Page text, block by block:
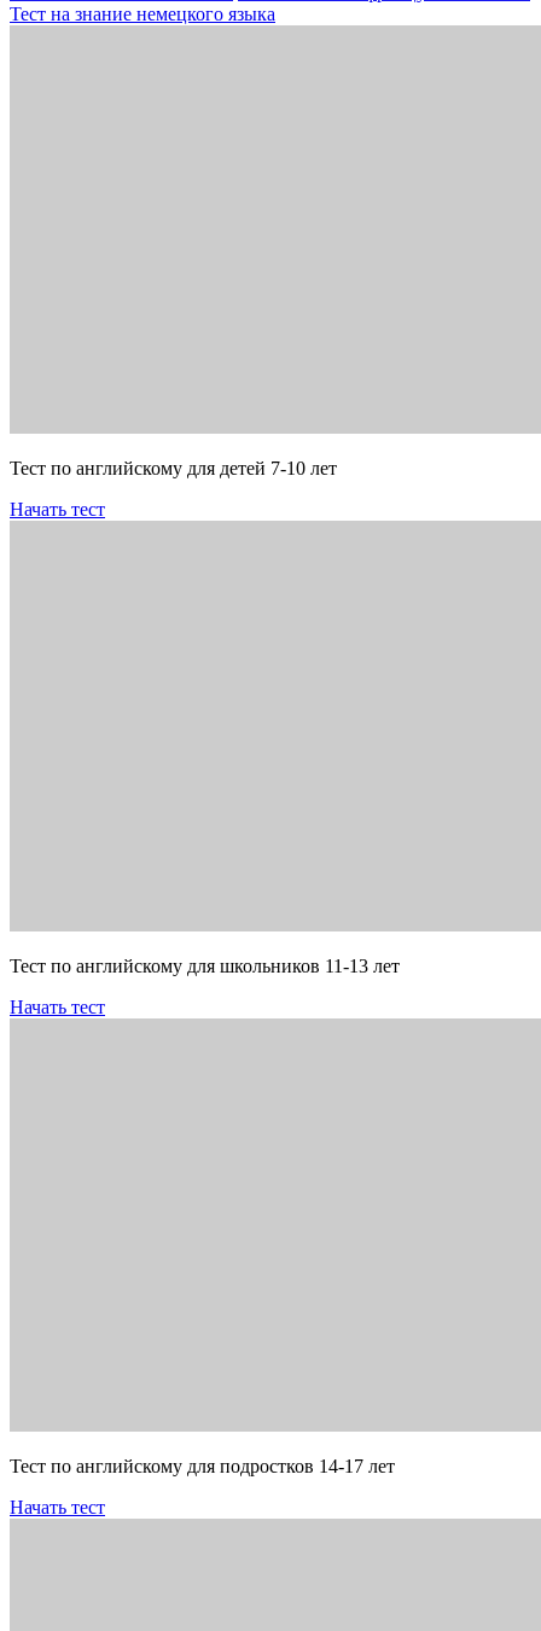
Тест на знание немецкого языка
Тест по английскому для детей 7-10 лет
Начать тест
Тест по английскому для школьников 11-13 лет
Начать тест
Тест по английскому для подростков 14-17 лет
Начать тест